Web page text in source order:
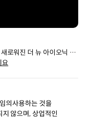
로워진 더 뉴 아이오닉 6
요
의사용하는 것을
않으며, 상업적인